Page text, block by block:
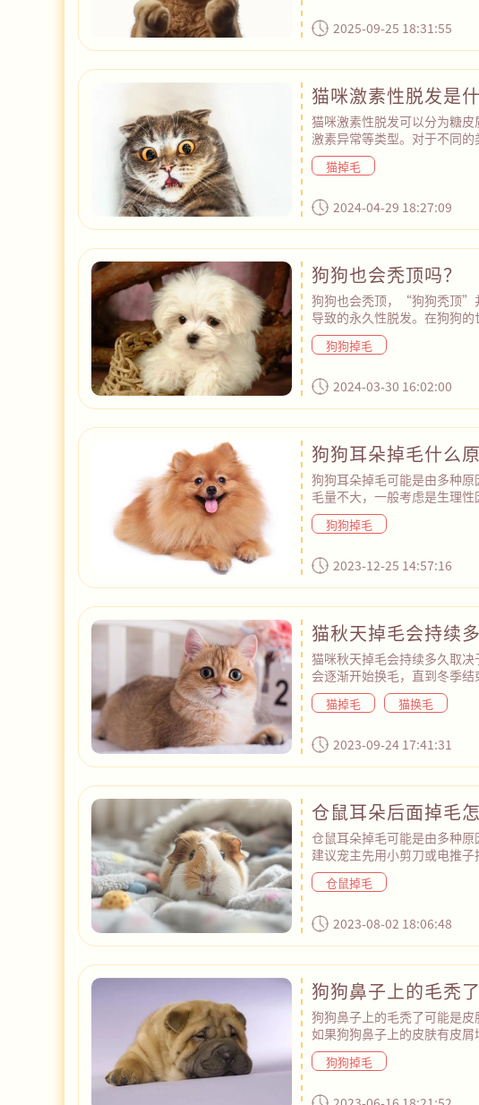
分钟，既能消耗猫咪精力，又
2025-09-25 18:31:55
猫咪激素性脱发是
猫咪激素性脱发可以分为糖
激素异常等类型。对于不同
常包括治疗潜在疾病和激素管
抑制多余的激素，保持激素水
猫掉毛
2024-04-29 18:27:09
狗狗也会秃顶吗？
狗狗也会秃顶，“狗狗秃顶”
导致的永久性脱发。在狗狗
者“斑秃”，只是这个部位刚
似。狗狗秃顶的原因有很多，
要及时调整饲养方式，包括
狗狗掉毛
2024-03-30 16:02:00
狗狗耳朵掉毛什么原
狗狗耳朵掉毛可能是由多种
毛量不大，一般考虑是生理
等，一般不需要过多担心。如
疹、瘙痒等其他症状，就很可
螨、耳炎等耳道疾病时，也
狗狗掉毛
2023-12-25 14:57:16
猫秋天掉毛会持续多
猫咪秋天掉毛会持续多久取
会逐渐开始换毛，直到冬季
间，主人可以通过定期给猫咪
环境等方法来应对猫咪秋季掉
建议及时带它去宠物医院检查
猫掉毛 猫换毛
2023-09-24 17:41:31
仓鼠耳朵后面掉毛
仓鼠耳朵掉毛可能是由多种原
建议宠主先用小剪刀或电推
水把患处冲洗干净，擦干之后
疗，观察3-5天，如果仓鼠的
期给笼子消毒，以减少细菌
仓鼠掉毛
2023-08-02 18:06:48
狗狗鼻子上的毛秃
狗狗鼻子上的毛秃了可能是皮
如果狗狗鼻子上的皮肤有皮
了皮肤病。如果狗狗鼻子上的
康问题。如果狗狗没有健康问
狗狗掉毛